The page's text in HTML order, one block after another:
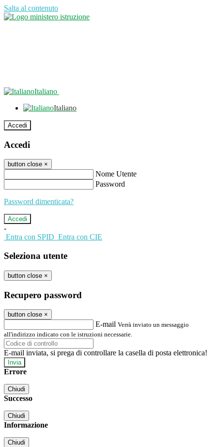
Salta al contenuto
Italiano
Italiano
Accedi
Accedi
button close ×
Nome Utente
Password
Password dimenticata?
-
Entra con SPID Entra con CIE
Seleziona utente
button close ×
Recupero password
button close ×
E-mail Verrà inviato un messaggio
all'indirizzo indicato con le istruzioni necessarie.
E-mail inviata, si prega di controllare la casella di posta elettronica!
Errore
Chiudi
Successo
Chiudi
Informazione
Chiudi